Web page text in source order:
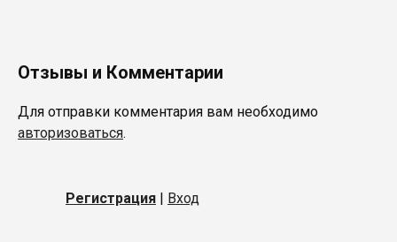
Отзывы и Комментарии
Для отправки комментария вам необходимо
авторизоваться.
Регистрация | Вход